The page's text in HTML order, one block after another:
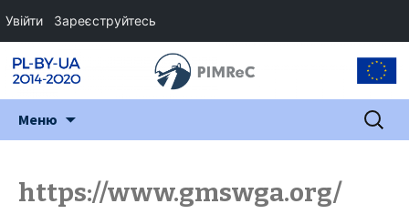
Меню Пошук:
https://www.gmswga.org/
Увійти Зареєструйтесь